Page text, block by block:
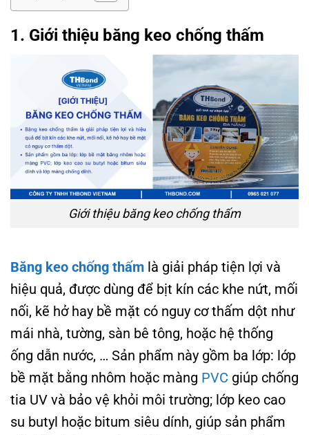
1. Giới thiệu băng keo chống thấm
Giới thiệu băng keo chống thấm
Băng keo chống thấm là giải pháp tiện lợi và
hiệu quả, được dùng để bịt kín các khe nứt, mối
nối, kẽ hở hay bề mặt có nguy cơ thấm dột như
mái nhà, tường, sàn bê tông, hoặc hệ thống
ống dẫn nước, … Sản phẩm này gồm ba lớp: lớp
bề mặt bằng nhôm hoặc màng PVC giúp chống
tia UV và bảo vệ khỏi môi trường; lớp keo cao
su butyl hoặc bitum siêu dính, giúp sản phẩm